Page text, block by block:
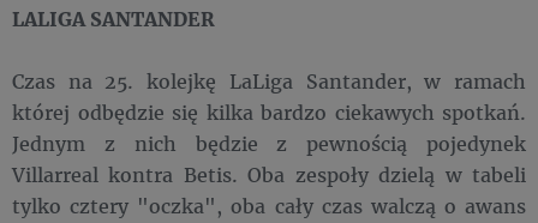
LALIGA SANTANDER
Czas na 25. kolejkę LaLiga Santander, w ramach
której odbędzie się kilka bardzo ciekawych spotkań.
Jednym z nich będzie z pewnością pojedynek
Villarreal kontra Betis. Oba zespoły dzielą w tabeli
tylko cztery "oczka", oba cały czas walczą o awans